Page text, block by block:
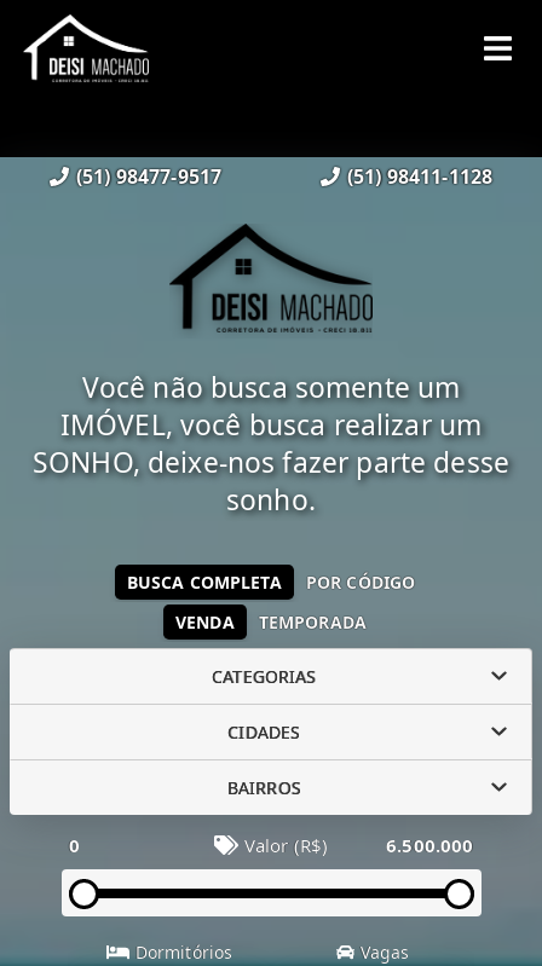
(51) 98477-9517 (51) 98411-1128
Você não busca somente um
IMÓVEL, você busca realizar um
SONHO, deixe-nos fazer parte desse
sonho.
VENDA TEMPORADA
BUSCA COMPLETA POR CÓDIGO
CATEGORIAS
CIDADES
BAIRROS
0 Valor (R$) 6.500.000
Dormitórios Vagas